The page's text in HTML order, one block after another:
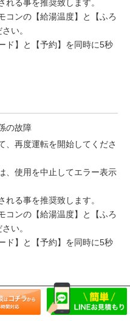
る事を推奨致します。
コンの【給湯温度】と【ふろ
い。
ド】と【予約】を同時に5秒
の故障
、再度運転を開始してくださ
、使用を中止してエラー表示
る事を推奨致します。
コンの【給湯温度】と【ふろ
い。
ド】と【予約】を同時に5秒
係の故障